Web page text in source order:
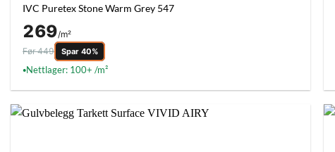
IVC Puretex Stone Warm Grey 547
269/m²
Før 449
Spar 40%
●Nettlager: 100+ /m²